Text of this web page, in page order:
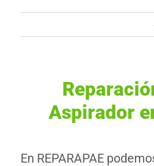
Aspirador
En REPARAPAE